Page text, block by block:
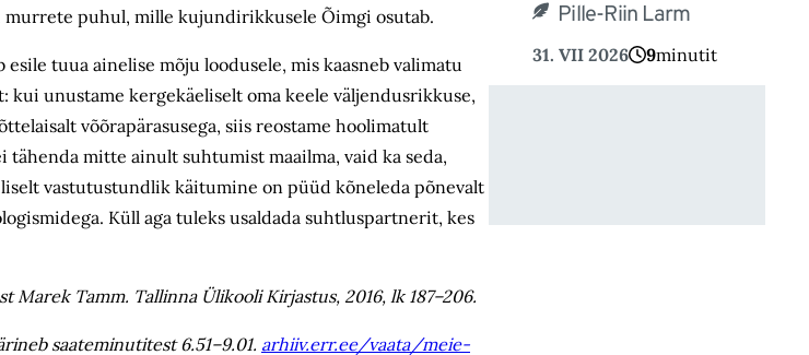
murrete puhul, mille kujundirikkusele Õimgi osutab.
tuua ainelise mõju loodusele, mis kaasneb valimatu
kui unustame kergekäeliselt oma keele väljendusrikkuse,
võõrapärasusega, siis reostame hoolimatult
mitte ainult suhtumist maailma, vaid ka seda,
vastutustundlik käitumine on püüd kõneleda põnevalt
Küll aga tuleks usaldada suhtluspartnerit, kes
Tamm. Tallinna Ülikooli Kirjastus, 2016, lk 187–206.
saateminutitest 6.51–9.01. arhiiv.err.ee/vaata/meie-
Pille-Riin Larm
31. VII 2026 9minutit